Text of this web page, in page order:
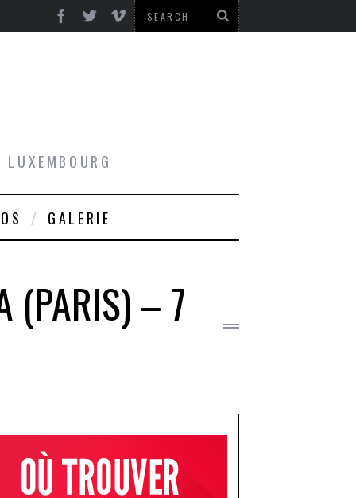
GALERIE
(PARIS) – 7